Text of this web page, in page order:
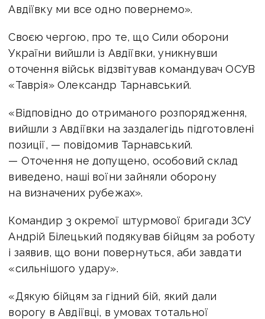
Авдіївку ми все одно повернемо».
Своєю чергою, про те, що Сили оборони
України вийшли із Авдіївки, уникнувши
оточення військ відзвітував командувач ОСУВ
«Таврія» Олександр Тарнавський.
«Відповідно до отриманого розпорядження,
вийшли з Авдіївки на заздалегідь підготовлені
позиції, — повідомив Тарнавський.
— Оточення не допущено, особовий склад
виведено, наші воїни зайняли оборону
на визначених рубежах».
Командир 3 окремої штурмової бригади ЗСУ
Андрій Білецький подякував бійцям за роботу
і заявив, що вони повернуться, аби завдати
«сильнішого удару».
«Дякую бійцям за гідний бій, який дали
ворогу в Авдіївці, в умовах тотальної